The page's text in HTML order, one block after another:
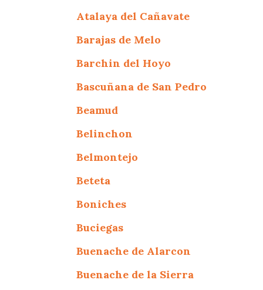
Atalaya del Cañavate
Barajas de Melo
Barchin del Hoyo
Bascuñana de San Pedro
Beamud
Belinchon
Belmontejo
Beteta
Boniches
Buciegas
Buenache de Alarcon
Buenache de la Sierra